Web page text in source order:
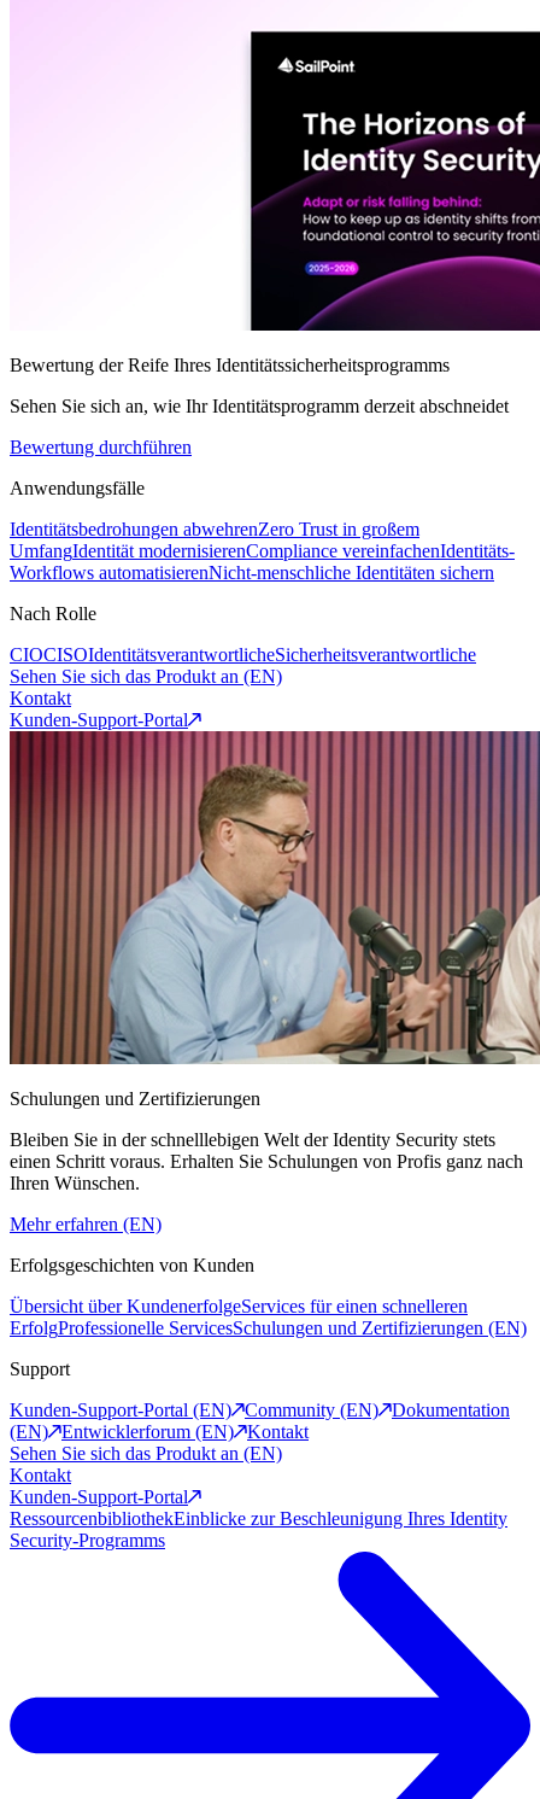
Bewertung der Reife Ihres Identitätssicherheitsprogramms
Sehen Sie sich an, wie Ihr Identitätsprogramm derzeit abschneidet
Bewertung durchführen
Anwendungsfälle
Identitätsbedrohungen abwehrenZero Trust in großem
UmfangIdentität modernisierenCompliance vereinfachenIdentitäts-
Workflows automatisierenNicht-menschliche Identitäten sichern
Nach Rolle
CIOCISOIdentitätsverantwortlicheSicherheitsverantwortliche
Sehen Sie sich das Produkt an (EN)
Kontakt
Kunden-Support-Portal
Schulungen und Zertifizierungen
Bleiben Sie in der schnelllebigen Welt der Identity Security stets
einen Schritt voraus. Erhalten Sie Schulungen von Profis ganz nach
Ihren Wünschen.
Mehr erfahren (EN)
Erfolgsgeschichten von Kunden
Übersicht über KundenerfolgeServices für einen schnelleren
ErfolgProfessionelle ServicesSchulungen und Zertifizierungen (EN)
Support
Kunden-Support-Portal (EN)
Community (EN)
Dokumentation
(EN)
Entwicklerforum (EN)
Kontakt
Sehen Sie sich das Produkt an (EN)
Kontakt
Kunden-Support-Portal
RessourcenbibliothekEinblicke zur Beschleunigung Ihres Identity
Security-Programms